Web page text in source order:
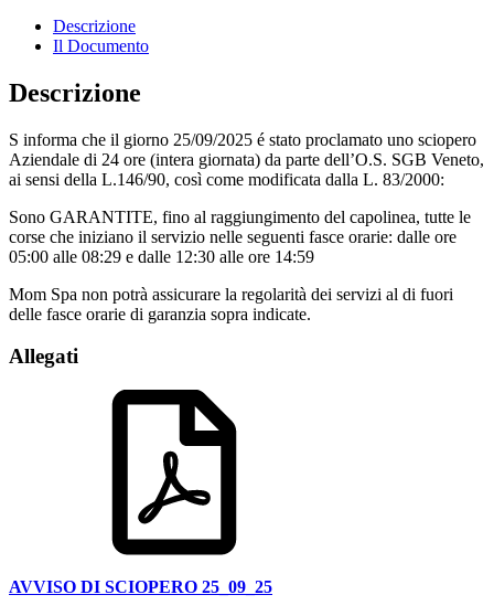
Descrizione
Il Documento
Descrizione
S informa che il giorno 25/09/2025 é stato proclamato uno sciopero
Aziendale di 24 ore (intera giornata) da parte dell’O.S. SGB Veneto,
ai sensi della L.146/90, così come modificata dalla L. 83/2000:
Sono GARANTITE, fino al raggiungimento del capolinea, tutte le
corse che iniziano il servizio nelle seguenti fasce orarie: dalle ore
05:00 alle 08:29 e dalle 12:30 alle ore 14:59
Mom Spa non potrà assicurare la regolarità dei servizi al di fuori
delle fasce orarie di garanzia sopra indicate.
Allegati
AVVISO DI SCIOPERO 25_09_25